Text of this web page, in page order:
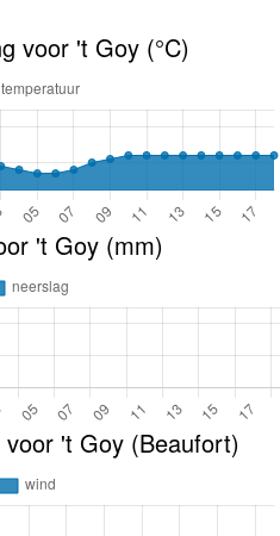
voor 't Goy (°C)
't Goy (mm)
't Goy (Beaufort)